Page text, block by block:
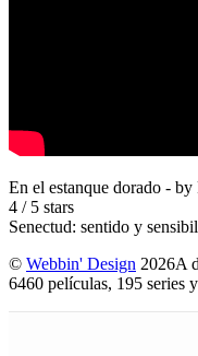
En el estanque dorado - by
4 / 5 stars
Senectud: sentido y
© Webbin' Design 2026A
6460 películas, 195 series